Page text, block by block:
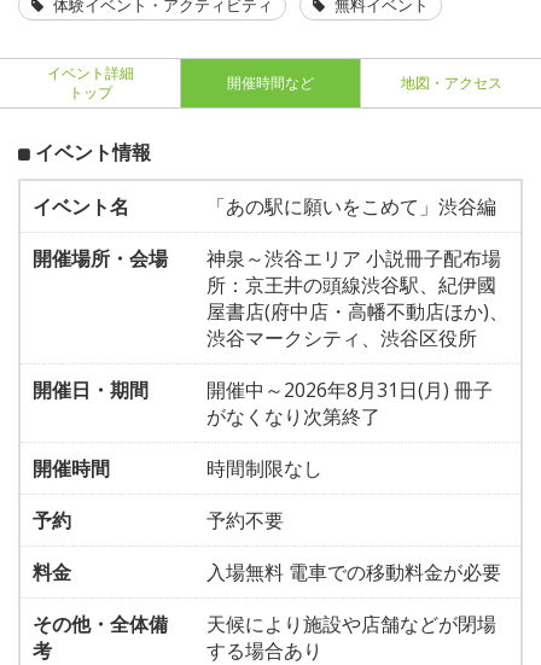
体験イベント・アクティビティ 無料イベント
イベント詳細
トップ
開催時間など 地図・アクセス
イベント情報
イベント名
「あの駅に願いをこめて」渋谷編
開催場所・会場
神泉～渋谷エリア 小説冊子配布場
所：京王井の頭線渋谷駅、紀伊國
屋書店(府中店・高幡不動店ほか)、
渋谷マークシティ、渋谷区役所
開催日・期間
開催中～2026年8月31日(月) 冊子
がなくなり次第終了
開催時間
時間制限なし
予約
予約不要
料金
入場無料 電車での移動料金が必要
その他・全体備
考
天候により施設や店舗などが閉場
する場合あり